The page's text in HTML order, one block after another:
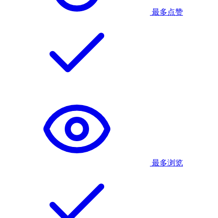
最多点赞
最多浏览